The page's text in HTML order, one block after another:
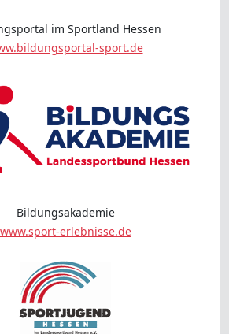
im Sportland Hessen
sport.de
Bildungsakademie
www.sport-erlebnisse.de